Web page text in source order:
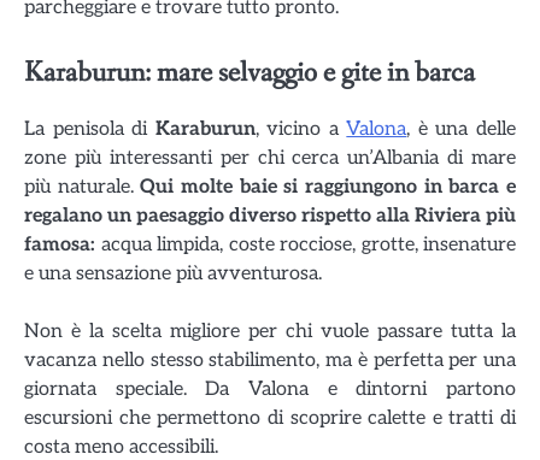
parcheggiare e trovare tutto pronto.
Karaburun: mare selvaggio e gite in barca
La penisola di Karaburun, vicino aValona, è una delle
zone più interessanti per chi cerca un’Albania di mare
più naturale.Qui molte baie si raggiungono in barca e
regalano un paesaggio diverso rispetto alla Riviera più
famosa: acqua limpida, coste rocciose, grotte, insenature
e una sensazione più avventurosa.
Non è la scelta migliore per chi vuole passare tutta la
vacanza nello stesso stabilimento, ma è perfetta per una
giornata speciale. Da Valona e dintorni partono
escursioni che permettono di scoprire calette e tratti di
costa meno accessibili.